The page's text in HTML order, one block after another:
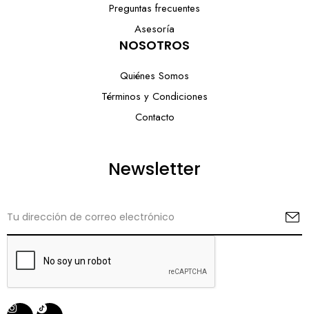
Preguntas frecuentes
Asesoría
NOSOTROS
Quiénes Somos
Términos y Condiciones
Contacto
Newsletter